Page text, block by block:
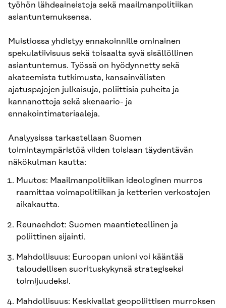
työhön lähdeaineistoja sekä maailmanpolitiikan
asiantuntemuksensa.
Muistiossa yhdistyy ennakoinnille ominainen
spekulatiivisuus sekä toisaalta syvä sisällöllinen
asiantuntemus. Työssä on hyödynnetty sekä
akateemista tutkimusta, kansainvälisten
ajatuspajojen julkaisuja, poliittisia puheita ja
kannanottoja sekä skenaario- ja
ennakointimateriaaleja.
Analyysissa tarkastellaan Suomen
toimintaympäristöä viiden toisiaan täydentävän
näkökulman kautta:
Muutos: Maailmanpolitiikan ideologinen murros
raamittaa voimapolitiikan ja ketterien verkostojen
aikakautta.
Reunaehdot: Suomen maantieteellinen ja
poliittinen sijainti.
Mahdollisuus: Euroopan unioni voi kääntää
taloudellisen suorituskykynsä strategiseksi
toimijuudeksi.
Mahdollisuus: Keskivallat geopoliittisen murroksen